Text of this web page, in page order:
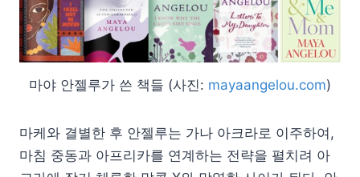
마야 안젤루가 쓴 책들 (사진: mayaangelou.com)
마케와 결별한 후 안젤루는 가나 아크라로 이주하여,
마침 중동과 아프리카를 연계하는 전략을 펼치려 아